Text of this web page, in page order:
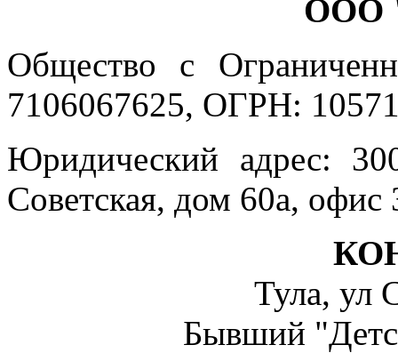
ООО
Общество с
7106067625, ОГРН:
Юридический адрес:
Советская, дом 60а, офис
Тула, ул
Бывший